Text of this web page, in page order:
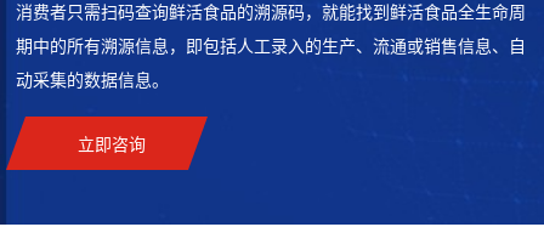
消费者只需扫码查询鲜活食品的溯源码，就能找到鲜活食品全生命周
期中的所有溯源信息，即包括人工录入的生产、流通或销售信息、自
动采集的数据信息。
立即咨询